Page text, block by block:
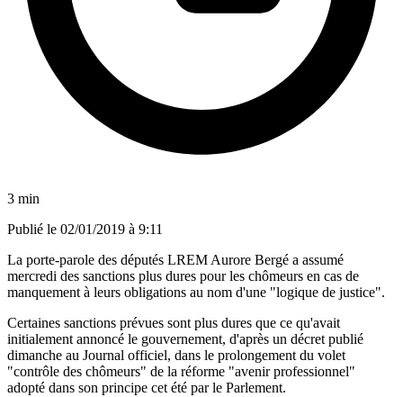
3 min
Publié le 02/01/2019 à 9:11
La porte-parole des députés LREM Aurore Bergé a assumé
mercredi des sanctions plus dures pour les chômeurs en cas de
manquement à leurs obligations au nom d'une "logique de justice".
Certaines sanctions prévues sont plus dures que ce qu'avait
initialement annoncé le gouvernement, d'après un décret publié
dimanche au Journal officiel, dans le prolongement du volet
"contrôle des chômeurs" de la réforme "avenir professionnel"
adopté dans son principe cet été par le Parlement.